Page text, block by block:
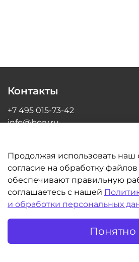
Информация
Клиентам
Контакты
+7 495 015-73-42
info@bory.ru
Продолжая использовать наш
согласие на обработку
обеспечивают правильную
соглашаетесь с нашей
и обработки персональных
Понятно